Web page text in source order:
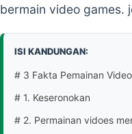
bermain video games.
ISI KANDUNGAN:
# 3 Fakta Pemainan
# 1. Keseronokan
# 2. Permainan vidoes